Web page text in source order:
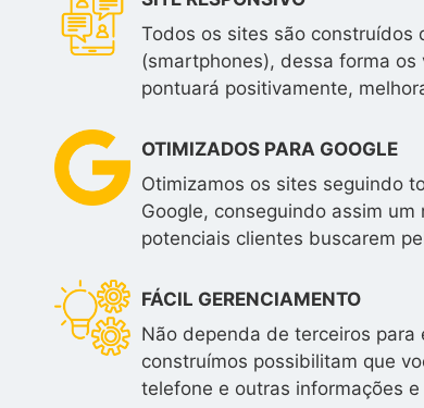
Todos os sites são construídos
(smartphones), dessa forma
pontuará positivamente,
OTIMIZADOS PARA GOOGLE
Otimizamos os sites seguindo
Google, conseguindo assim
potenciais clientes buscarem
FÁCIL GERENCIAMENTO
Não dependa de terceiros
construímos possibilitam que
telefone e outras informações